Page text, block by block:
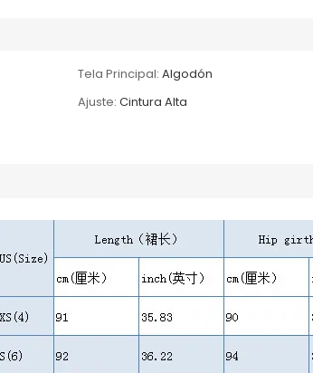
Tela Principal: Algodón
Ajuste: Cintura Alta